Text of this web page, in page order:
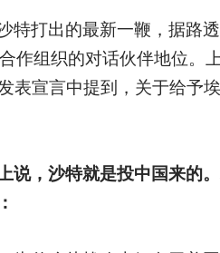
特打出的最新一鞭，据路
作组织的对话伙伴地位。
宣言中提到，关于给予
说，沙特就是投中国来的